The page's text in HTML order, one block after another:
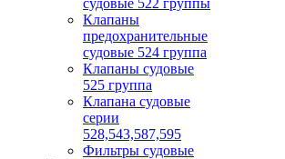
судовые 522 группы
Клапаны
предохранительные
судовые 524 группа
Клапаны судовые
525 группа
Клапана судовые
серии
528,543,587,595
Фильтры судовые